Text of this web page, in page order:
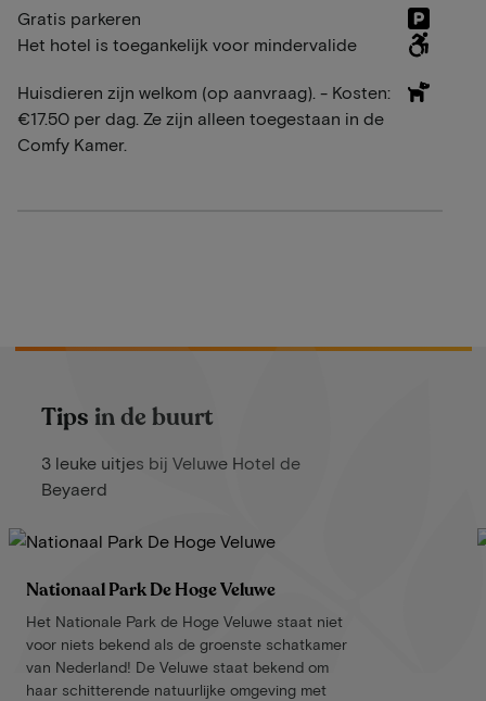
Gratis parkeren
Het hotel is toegankelijk voor mindervalide
Huisdieren zijn welkom (op aanvraag). - Kosten:
€17.50 per dag. Ze zijn alleen toegestaan in de
Comfy Kamer.
Tips in de buurt
3 leuke uitjes bij Veluwe Hotel de
Beyaerd
Nationaal Park De Hoge Veluwe
Het Nationale Park de Hoge Veluwe staat niet
voor niets bekend als de groenste schatkamer
van Nederland! De Veluwe staat bekend om
haar schitterende natuurlijke omgeving met